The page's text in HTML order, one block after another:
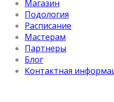
Магазин
Подология
Расписание
Мастерам
Партнеры
Блог
Контактная